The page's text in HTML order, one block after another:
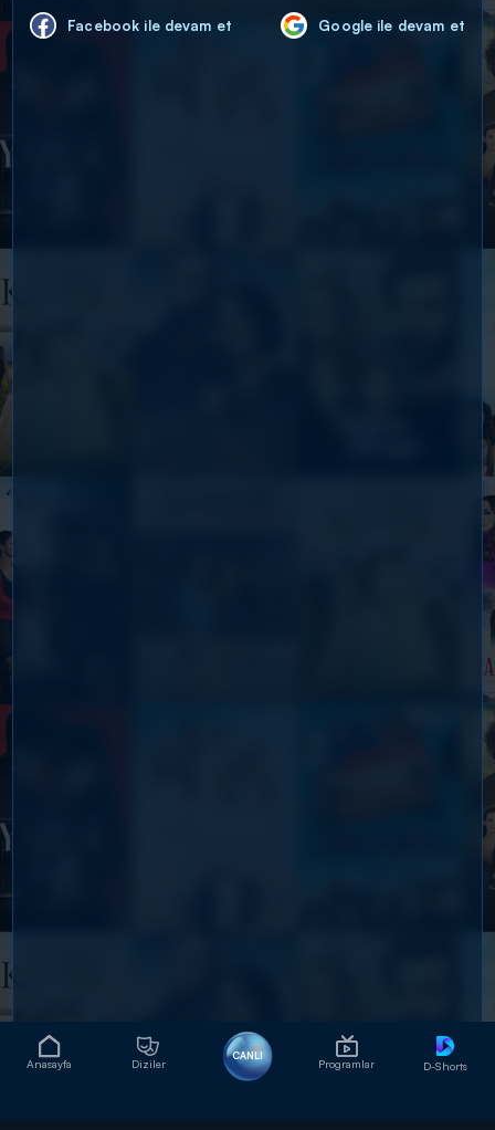
Anasayfa Diziler
CANLI
Programlar D-Shorts
Facebook ile devam et Google ile devam et